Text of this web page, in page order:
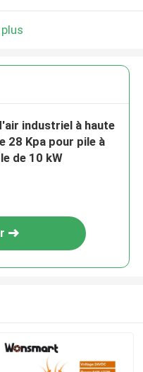
industriel à haute
28 Kpa pour pile à
de 10 kW